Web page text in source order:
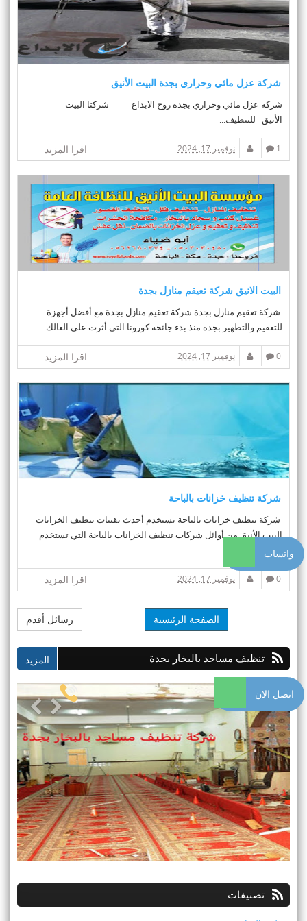
t
n
شركة عزل مائي وحراري بجدة البيت الأنيق
شركة عزل مائي وحراري بجدة روح الابداع شركتا البيت
الأنيق للتنظيف...
اقرا المزيد 1 نوفمبر 17, 2024
البيت الانيق شركة تعيقم منازل بجدة
شركة تعقيم منازل بجدة شركة تعقيم منازل بجدة مع أفضل أجهزة
للتعقيم والتطهير بجدة منذ بدء جائحة كورونا التي أثرت علي العالك...
اقرا المزيد 0 نوفمبر 17, 2024
شركة تنظيف خزانات بالباحة
شركة تنظيف خزانات بالباحة تستخدم أحدث تقنيات تنظيف الخزانات
البيت الأنيق من أوائل شركات تنظيف الخزانات بالباحة التي تستخدم
التقنيات...
اقرا المزيد 0 نوفمبر 17, 2024
رسائل أقدم الصفحة الرئيسية
تنظيف مساجد بالبخار بجدة
تصنيفات
اتصل الان
واتساب